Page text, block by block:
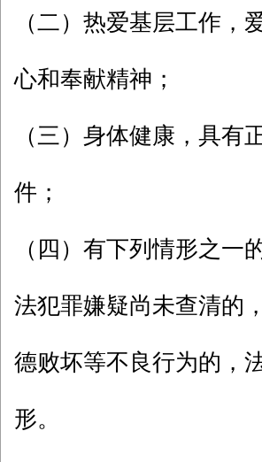
（二）热爱基层工作，
心和奉献精神；
（三）身体健康，具有
件；
（四）有下列情形之一
法犯罪嫌疑尚未查清的
德败坏等不良行为的，
形。